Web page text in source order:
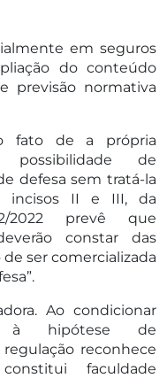
em seguros
do conteúdo
previsão normativa
fato de a própria
possibilidade de
defesa sem tratá-la
incisos II e III, da
2022 prevê que
constar das
ser comercializada
Ao condicionar
à hipótese de
reconhece
faculdade